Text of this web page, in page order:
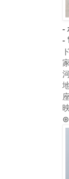
-
-
⊙